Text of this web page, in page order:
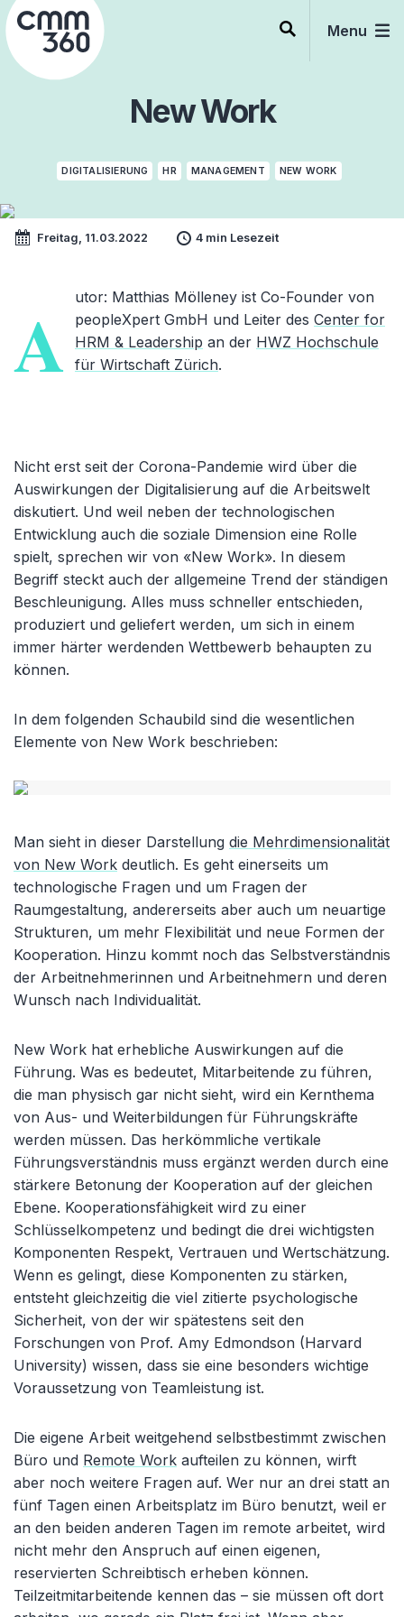
Skip
to
content
Menu
New Work
DIGITALISIERUNG HR MANAGEMENT NEW WORK
Freitag, 11.03.2022 4 min Lesezeit
A utor: Matthias Mölleney ist Co-Founder von
peopleXpert GmbH und Leiter des Center for
HRM & Leadership an der HWZ Hochschule
für Wirtschaft Zürich.
Nicht erst seit der Corona-Pandemie wird über die
Auswirkungen der Digitalisierung auf die Arbeitswelt
diskutiert. Und weil neben der technologischen
Entwicklung auch die soziale Dimension eine Rolle
spielt, sprechen wir von «New Work». In diesem
Begriff steckt auch der allgemeine Trend der ständigen
Beschleunigung. Alles muss schneller entschieden,
produziert und geliefert werden, um sich in einem
immer härter werdenden Wettbewerb behaupten zu
können.
In dem folgenden Schaubild sind die wesentlichen
Elemente von New Work beschrieben:
Man sieht in dieser Darstellung die Mehrdimensionalität
von New Work deutlich. Es geht einerseits um
technologische Fragen und um Fragen der
Raumgestaltung, andererseits aber auch um neuartige
Strukturen, um mehr Flexibilität und neue Formen der
Kooperation. Hinzu kommt noch das Selbstverständnis
der Arbeitnehmerinnen und Arbeitnehmern und deren
Wunsch nach Individualität.
New Work hat erhebliche Auswirkungen auf die
Führung. Was es bedeutet, Mitarbeitende zu führen,
die man physisch gar nicht sieht, wird ein Kernthema
von Aus- und Weiterbildungen für Führungskräfte
werden müssen. Das herkömmliche vertikale
Führungsverständnis muss ergänzt werden durch eine
stärkere Betonung der Kooperation auf der gleichen
Ebene. Kooperationsfähigkeit wird zu einer
Schlüsselkompetenz und bedingt die drei wichtigsten
Komponenten Respekt, Vertrauen und Wertschätzung.
Wenn es gelingt, diese Komponenten zu stärken,
entsteht gleichzeitig die viel zitierte psychologische
Sicherheit, von der wir spätestens seit den
Forschungen von Prof. Amy Edmondson (Harvard
University) wissen, dass sie eine besonders wichtige
Voraussetzung von Teamleistung ist.
Die eigene Arbeit weitgehend selbstbestimmt zwischen
Büro und Remote Work aufteilen zu können, wirft
aber noch weitere Fragen auf. Wer nur an drei statt an
fünf Tagen einen Arbeitsplatz im Büro benutzt, weil er
an den beiden anderen Tagen im remote arbeitet, wird
nicht mehr den Anspruch auf einen eigenen,
reservierten Schreibtisch erheben können.
Teilzeitmitarbeitende kennen das – sie müssen oft dort